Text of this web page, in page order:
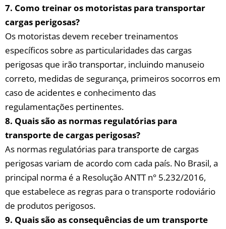
7. ​Como treinar os motoristas para transportar
cargas perigosas?
Os​ motoristas devem receber‌ treinamentos
específicos sobre as particularidades das cargas
perigosas‌ que irão⁢ transportar, ‌incluindo manuseio
correto, medidas de segurança, primeiros socorros em
caso de acidentes e conhecimento ‌das
regulamentações pertinentes.
8.⁤ Quais são ‌as ⁤normas regulatórias ⁢para
transporte de cargas perigosas?
As⁤ normas regulatórias para transporte de cargas
perigosas ⁢variam de‌ acordo com cada país. No Brasil, a
principal norma ⁣é a Resolução ANTT n° 5.232/2016,
que estabelece as regras para‍ o⁢ transporte‍ rodoviário
de produtos‌ perigosos.
9. Quais são as⁣ consequências de um transporte